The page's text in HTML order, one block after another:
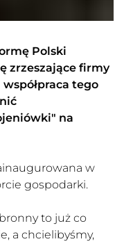
Polski
zrzeszające firmy
współpraca tego
na
w
gospodarki.
to już co
a chcielibyśmy,